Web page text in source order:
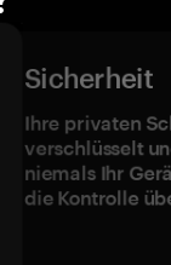
Sicherheit
Ihre privaten
verschlüsselt
niemals Ihr
die Kontrolle